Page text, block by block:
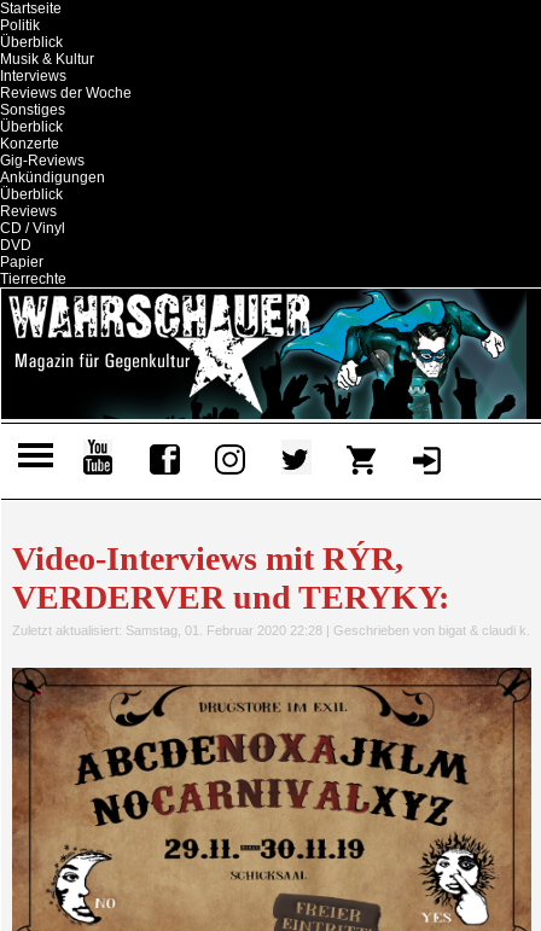
Startseite
Politik
Überblick
Musik & Kultur
Interviews
Reviews der Woche
Sonstiges
Überblick
Konzerte
Gig-Reviews
Ankündigungen
Überblick
Reviews
CD / Vinyl
DVD
Papier
Tierrechte
Video-Interviews mit RÝR,
VERDERVER und TERYKY:
Zuletzt aktualisiert: Samstag, 01. Februar 2020 22:28| Geschrieben von bigat & claudi k.